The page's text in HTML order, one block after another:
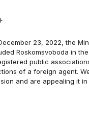
23, 2022, the
Roskomsvoboda in
public
of a foreign agent.
and are appealing it in